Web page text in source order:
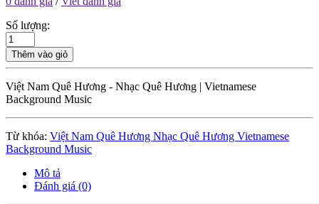
Số lượng:
Thêm vào giỏ
Việt Nam Quê Hương - Nhạc Quê Hương | Vietnamese
Background Music
Từ khóa: Việt Nam Quê Hương Nhạc Quê Hương Vietnamese
Background Music
Mô tả
Đánh giá (0)